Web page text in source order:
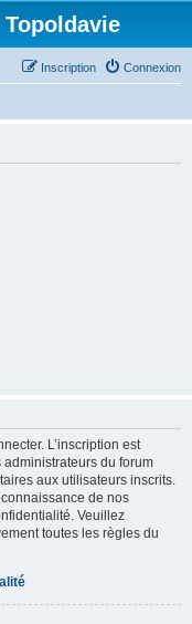
Connexion
Inscription
L’inscription est
du forum
aux utilisateurs inscrits.
de nos
Veuillez
toutes les règles du